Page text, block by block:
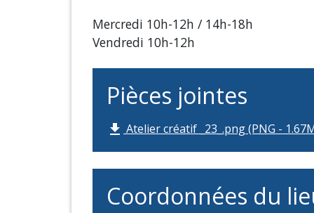
Mercredi 10h-12h / 14h-18h
Vendredi 10h-12h
Pièces jointes
file_download Atelier créatif _23_.png (PNG -
Coordonnées du